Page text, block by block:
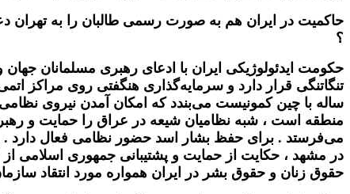
حاکمیت در ایران هم به صورت رسمی طالبان را به تهران
؟
حکومت ایدئولوژیکی ایران با ادعای رهبری مسلمانان
ساله با چین کمونیست می‌بندد که امکان آمدن نیروی
منطقه است ، شبه نظامیان شیعه در عراق را حمایت و
می‌فرستد . برای حفظ بشار اسد حضور نظامی فعال دارد .
در مشهد ، حکایت از حمایت و پشتیبانی جمهوری اسلامی
حقوق زنان و حقوق بشر در ایران همواره مورد انتقاد